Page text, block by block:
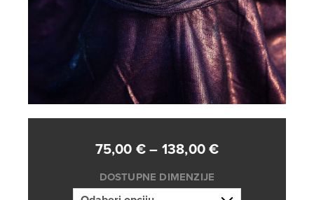
75,00 € – 138,00€Raspon
od
DOSTUPNE DIMENZIJE